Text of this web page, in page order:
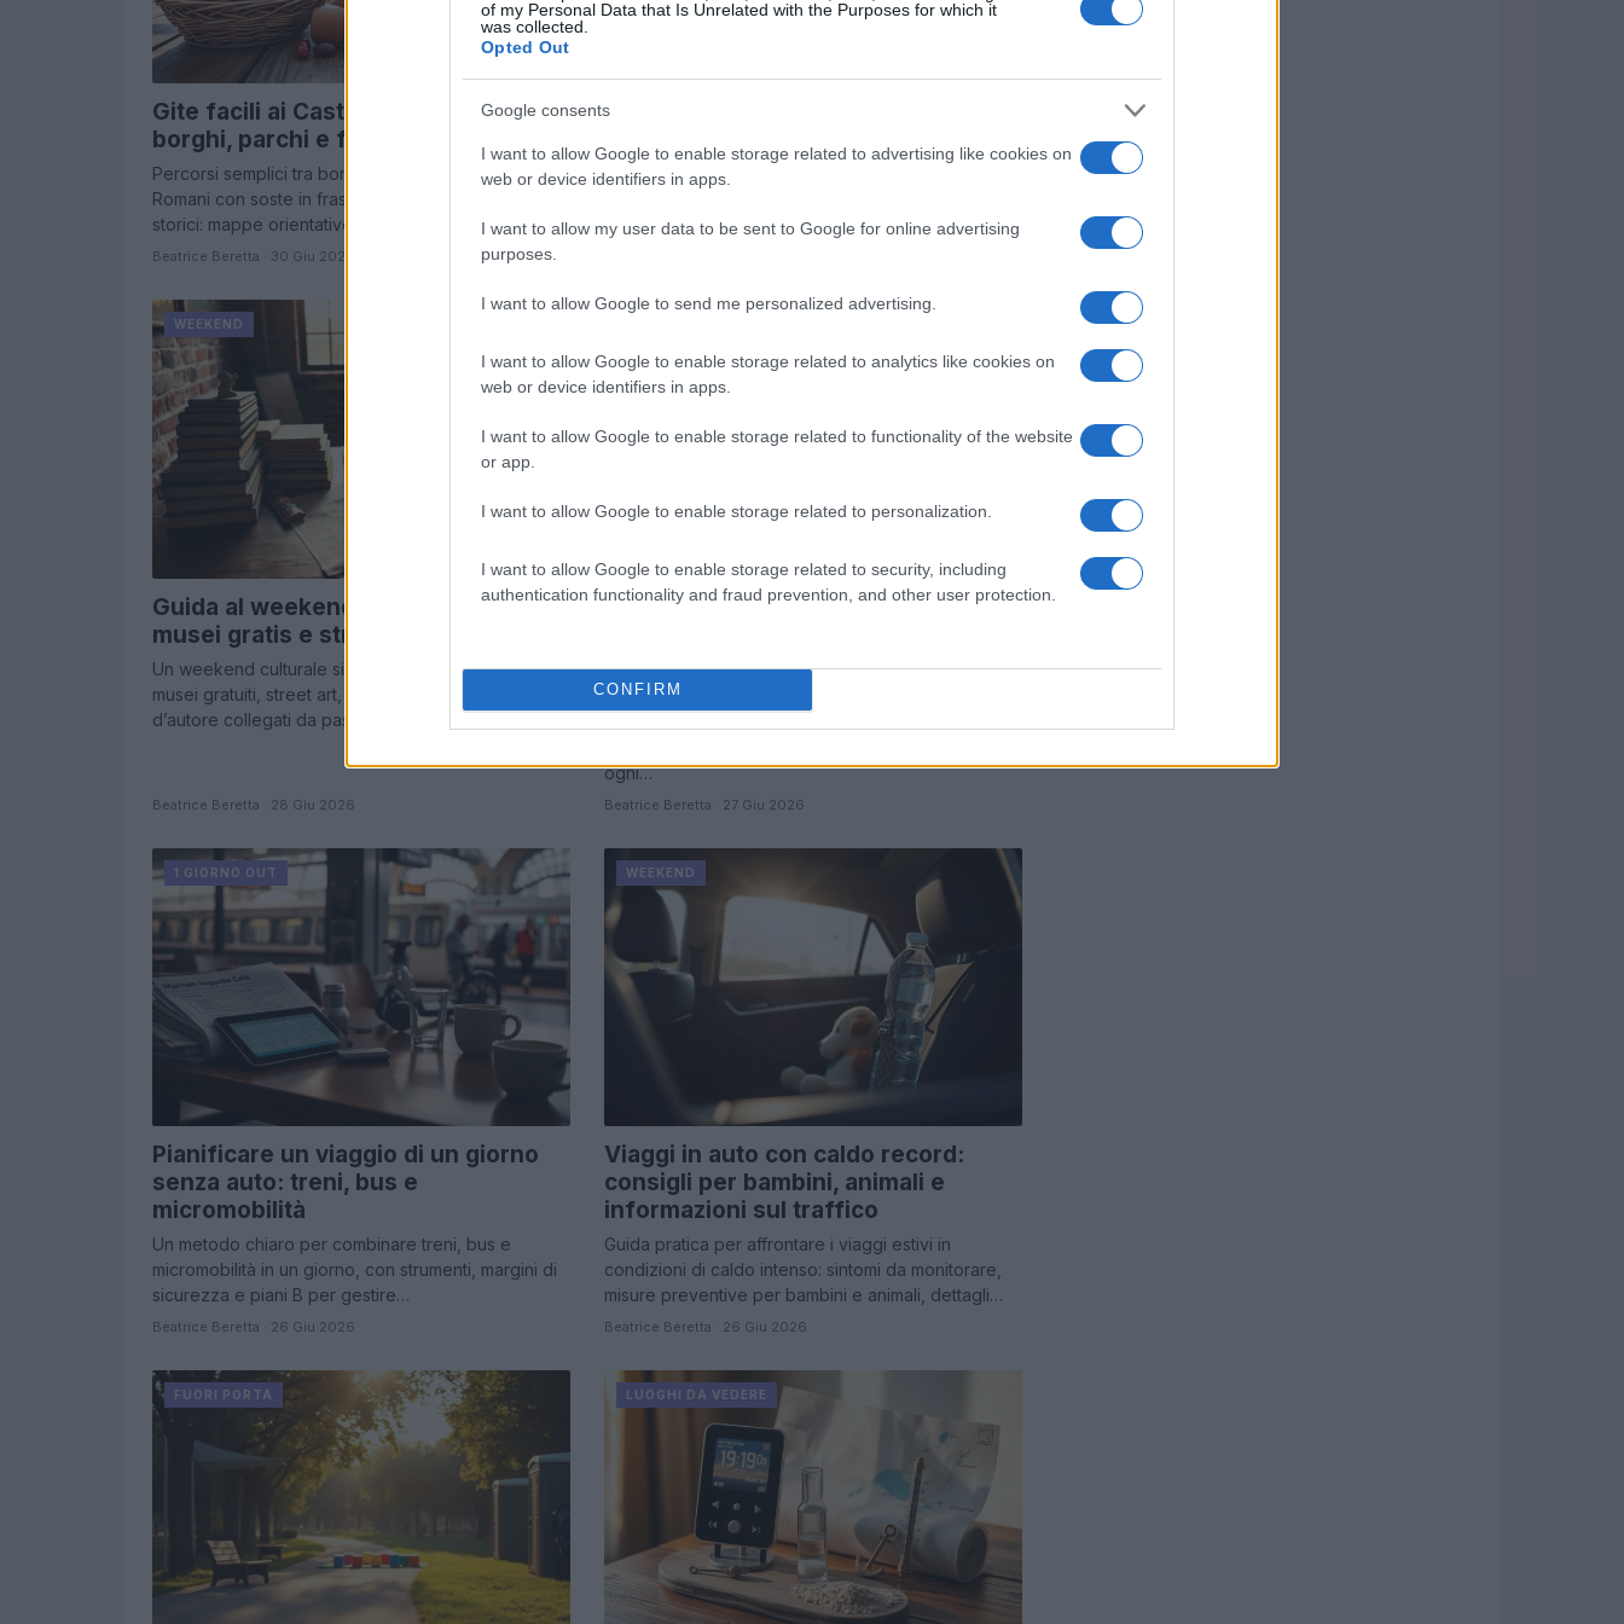
of my Personal Data that Is Unrelated with the Purposes for which it
was collected.
Opted Out
Google consents
I want to allow Google to enable storage related to advertising like cookies on
web or device identifiers in apps.
I want to allow my user data to be sent to Google for online advertising
purposes.
I want to allow Google to send me personalized advertising.
I want to allow Google to enable storage related to analytics like cookies on
web or device identifiers in apps.
I want to allow Google to enable storage related to functionality of the website
or app.
I want to allow Google to enable storage related to personalization.
I want to allow Google to enable storage related to security, including
authentication functionality and fraud prevention, and other user protection.
CONFIRM
Gite facili ai Castelli Romani tra
borghi, parchi e fraschette
Percorsi semplici tra borghi e parchi dei Castelli
Romani con soste in fraschette, cantine e forni
storici: mappe orientative, tempi e consigli…
Beatrice Beretta · 30 Giu 2026
Gite fuori porta a basso impatto:
Riduci l’impronta della tua gita con scelte
turismo responsabile, più checklist e app mirate
WEEKEND
Guida al weekend culturale tra
musei gratis e street art
Un weekend culturale si pianifica con metodo:
musei gratuiti, street art, biblioteche storiche e caffè
d’autore collegati da passi misurati e tram…
Beatrice Beretta · 28 Giu 2026
Scopri le mostre d’arte che
cielo aperto
Lasciati ispirare dall'arte contemporanea per
ogni…
Beatrice Beretta · 27 Giu 2026
1 GIORNO OUT
Pianificare un viaggio di un giorno
senza auto: treni, bus e
micromobilità
Un metodo chiaro per combinare treni, bus e
micromobilità in un giorno, con strumenti, margini di
sicurezza e piani B per gestire…
Beatrice Beretta · 26 Giu 2026
WEEKEND
Viaggi in auto con caldo record:
consigli per bambini, animali e
informazioni sul traffico
Guida pratica per affrontare i viaggi estivi in
condizioni di caldo intenso: sintomi da monitorare,
misure preventive per bambini e animali, dettagli…
Beatrice Beretta · 26 Giu 2026
FUORI PORTA LUOGHI DA VEDERE